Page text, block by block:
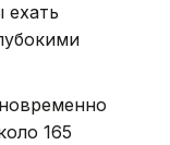
ехать
165